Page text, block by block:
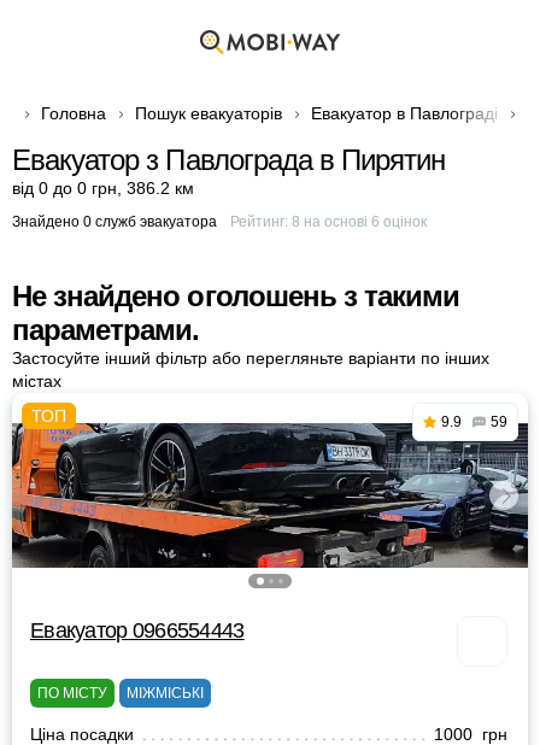
Головна Пошук евакуаторів Евакуатор в Павлограді
Евакуатор з Павлограда в Пирятин
від 0 до 0 грн 386.2 км
Знайдено 0 служб эвакуатора Рейтинг: 8 на основі 6 оцінок
Не знайдено оголошень з такими
параметрами.
Застосуйте інший фільтр або перегляньте варіанти по інших
містах
9.9 59
Евакуатор 0966554443
ПО МІСТУ МІЖМІСЬКІ
Ціна посадки
1000 грн